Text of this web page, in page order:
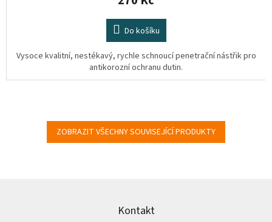
Do košíku
Vysoce kvalitní, nestékavý, rychle schnoucí penetrační nástřik pro
antikorozní ochranu dutin.
ZOBRAZIT VŠECHNY SOUVISEJÍCÍ PRODUKTY
Kontakt